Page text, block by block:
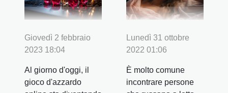
Giovedì 2 febbraio
2023 18:04
Al giorno d'oggi, il
gioco d'azzardo
Lunedì 31 ottobre
2022 01:06
È molto comune
incontrare persone